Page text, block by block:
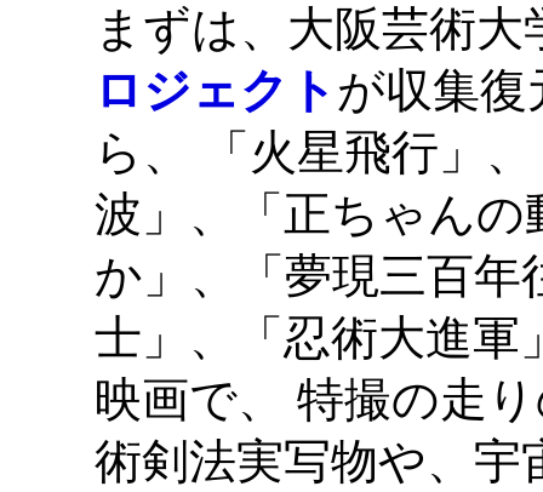
まずは、大阪芸術
ロジェクト が収集
ら、 「火星飛行」
波」、「正ちゃん
か」、「夢現三百年
士」、「忍術大進
映画で、 特撮の走
術剣法実写物や、宇